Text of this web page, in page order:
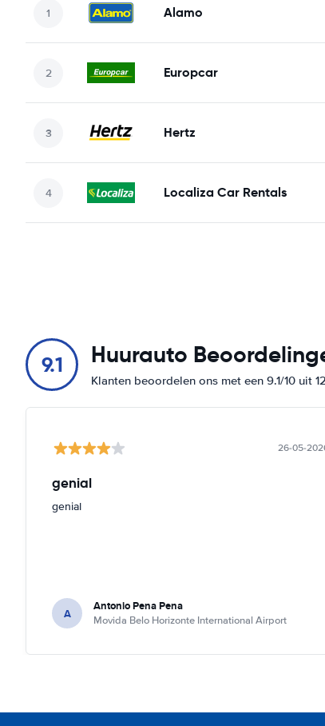
Alamo
Europcar
Hertz
Localiza Car Rentals
9.1 Huurauto
Klanten beoordelen ons met een 9.1/10 uit
26-05-
genial
genial
A Antonio Pena Pena
Movida Belo Horizonte International Airport